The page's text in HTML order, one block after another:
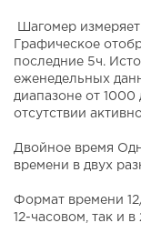
Шагомер
Графическое
последние 5ч.
еженедельных
диапазоне от
отсутствии
Двойное время
времени в двух
Формат времени
12-часовом, так и